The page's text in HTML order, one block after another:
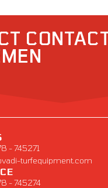
- 745271
turfequipment.com
- 745274